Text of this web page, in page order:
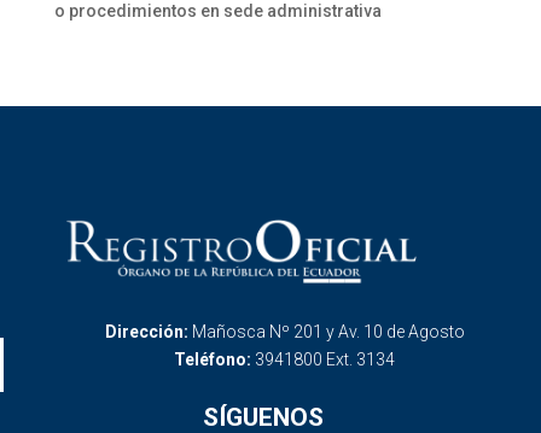
o procedimientos en sede administrativa
Dirección: Mañosca Nº 201 y Av. 10 de Agosto
Teléfono: 3941800 Ext. 3134
SÍGUENOS